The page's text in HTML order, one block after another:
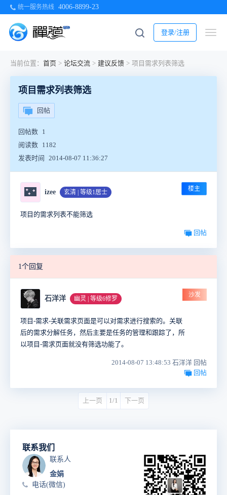
统一服务热线 4006-8899-23
登录/注册
当前位置： 首页 > 论坛交流 > 建议反馈 > 项目需求列表筛选
项目需求列表筛选
回帖
回帖数 1
阅读数 1182
发表时间
2014-08-07 11:36:27
🌃 izee 玄清 | 等级1居士 楼主
项目的需求列表不能筛选
回帖
1个回复
石洋洋 幽灵 | 等级6修罗
沙发
项目-需求-关联需求页面是可以对需求进行搜索的。关联
后的需求分解任务，然后主要是任务的管理和跟踪了，所
以项目-需求页面就没有筛选功能了。
2014-08-07 13:48:53 石洋洋 回帖
回帖
上一页 1/1 下一页
联系我们
联系人
金娟
电话(微信)